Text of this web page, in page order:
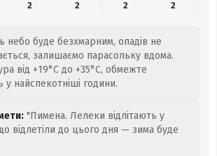
2
2 2 2
небо буде безхмарним, опадів не
залишаємо парасольку вдома.
від +19°C до +35°C, обмежте
у найспекотніші години.
"Пимена. Лелеки відлітають у
відлетіли до цього дня — зима буде